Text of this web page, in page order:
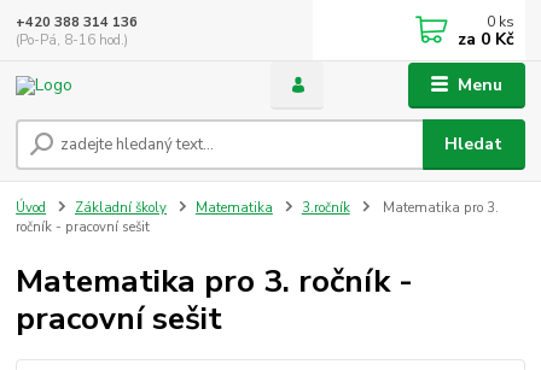
Menu
Hledat
+420 388 314 136
(Po-Pá, 8-16 hod.)
0 ks
za 0 Kč
Úvod Základní školy Matematika 3.ročník
Matematika pro 3.
ročník - pracovní sešit
Matematika pro 3. ročník -
pracovní sešit